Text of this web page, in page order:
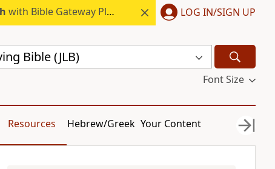
with Bible Gateway Plus. LOG IN/SIGN UP
Bible (JLB)
Font Size
Resources Hebrew/Greek Your Content